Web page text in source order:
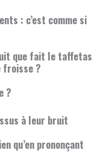
: c’est comme si
que fait le taffetas
froisse ?
?
à leur bruit
qu’en prononçant